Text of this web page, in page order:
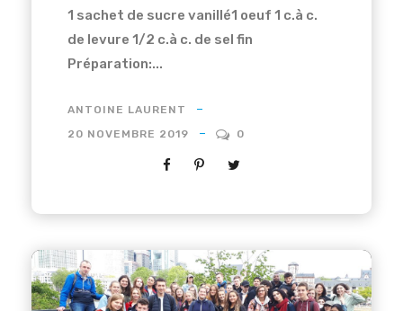
1 sachet de sucre vanillé1 oeuf 1 c.à c.
de levure 1/2 c.à c. de sel fin
Préparation:...
ANTOINE LAURENT
20 NOVEMBRE 2019
0